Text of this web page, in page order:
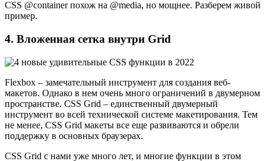
CSS @container похож на @media, но мощнее. Разберем живой
пример.
4. Вложенная сетка внутри Grid
Flexbox – замечательный инструмент для создания веб-
макетов. Однако в нем очень много ограничений в двумерном
пространстве. CSS Grid – единственный двумерный
инструмент во всей технической системе макетирования. Тем
не менее, CSS Grid макеты все еще развиваются и обрели
поддержку в основных браузерах.
CSS Grid с нами уже много лет, и многие функции в этом